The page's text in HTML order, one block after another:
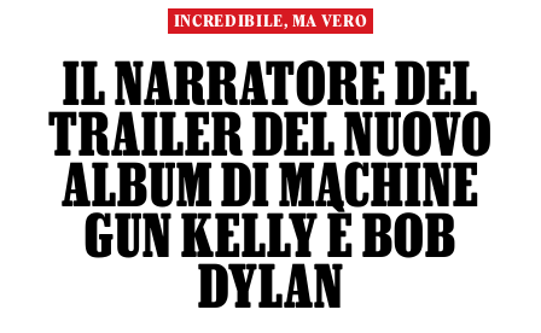
INCREDIBILE, MA VERO
IL NARRATORE DEL
TRAILER DEL NUOVO
ALBUM DI MACHINE
GUN KELLY È BOB
DYLAN